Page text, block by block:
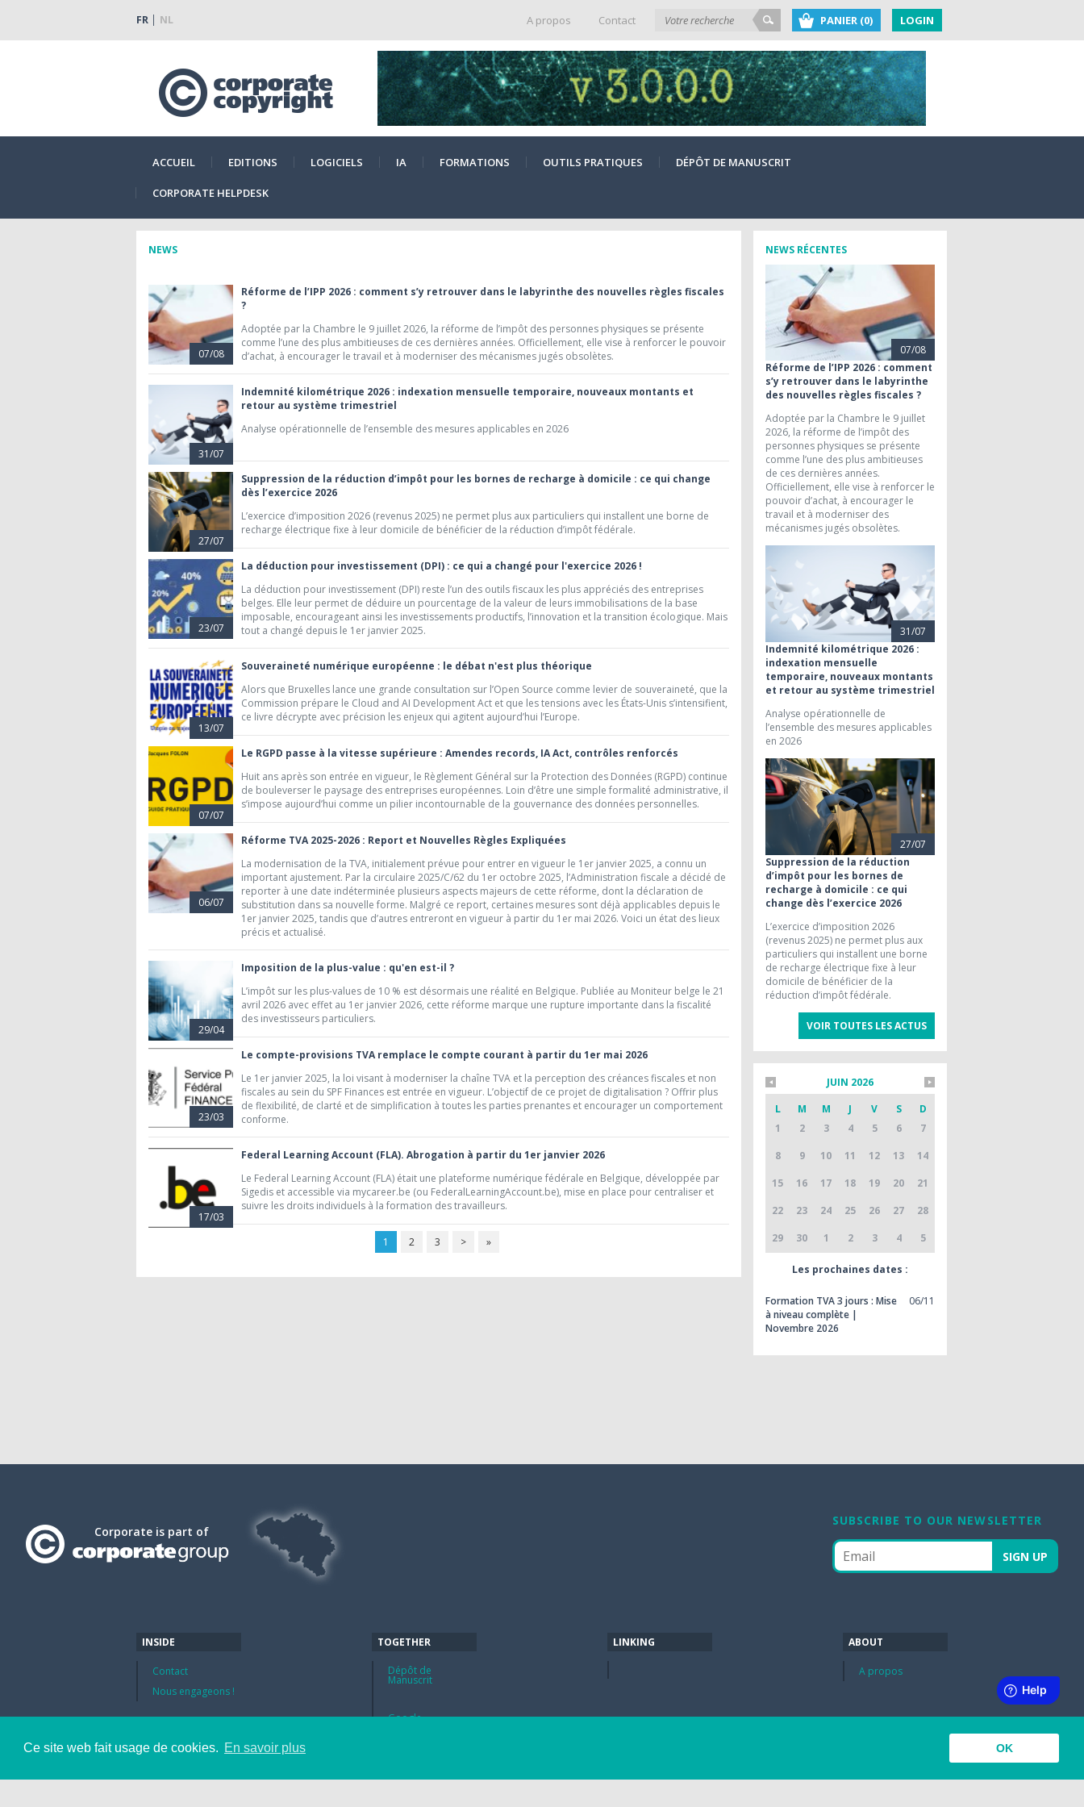
Ce site web fait usage de cookies. En savoir plus OK
FR NL A propos Contact PANIER (0) LOGIN
ACCUEIL EDITIONS LOGICIELS IA FORMATIONS OUTILS PRATIQUES DÉPÔT DE MANUSCRIT
CORPORATE HELPDESK
NEWS
07/08
Réforme de l’IPP 2026 : comment s’y retrouver dans le labyrinthe des nouvelles règles fiscales
?
Adoptée par la Chambre le 9 juillet 2026, la réforme de l’impôt des personnes physiques se présente
comme l’une des plus ambitieuses de ces dernières années. Officiellement, elle vise à renforcer le pouvoir
d’achat, à encourager le travail et à moderniser des mécanismes jugés obsolètes.
31/07
Indemnité kilométrique 2026 : indexation mensuelle temporaire, nouveaux montants et
retour au système trimestriel
Analyse opérationnelle de l’ensemble des mesures applicables en 2026
27/07
Suppression de la réduction d’impôt pour les bornes de recharge à domicile : ce qui change
dès l’exercice 2026
L’exercice d’imposition 2026 (revenus 2025) ne permet plus aux particuliers qui installent une borne de
recharge électrique fixe à leur domicile de bénéficier de la réduction d’impôt fédérale.
23/07
La déduction pour investissement (DPI) : ce qui a changé pour l'exercice 2026 !
La déduction pour investissement (DPI) reste l’un des outils fiscaux les plus appréciés des entreprises
belges. Elle leur permet de déduire un pourcentage de la valeur de leurs immobilisations de la base
imposable, encourageant ainsi les investissements productifs, l’innovation et la transition écologique. Mais
tout a changé depuis le 1er janvier 2025.
13/07
Souveraineté numérique européenne : le débat n'est plus théorique
Alors que Bruxelles lance une grande consultation sur l’Open Source comme levier de souveraineté, que la
Commission prépare le Cloud and AI Development Act et que les tensions avec les États-Unis s’intensifient,
ce livre décrypte avec précision les enjeux qui agitent aujourd’hui l’Europe.
07/07
Le RGPD passe à la vitesse supérieure : Amendes records, IA Act, contrôles renforcés
Huit ans après son entrée en vigueur, le Règlement Général sur la Protection des Données (RGPD) continue
de bouleverser le paysage des entreprises européennes. Loin d’être une simple formalité administrative, il
s’impose aujourd’hui comme un pilier incontournable de la gouvernance des données personnelles.
06/07
Réforme TVA 2025-2026 : Report et Nouvelles Règles Expliquées
La modernisation de la TVA, initialement prévue pour entrer en vigueur le 1er janvier 2025, a connu un
important ajustement. Par la circulaire 2025/C/62 du 1er octobre 2025, l’Administration fiscale a décidé de
reporter à une date indéterminée plusieurs aspects majeurs de cette réforme, dont la déclaration de
substitution dans sa nouvelle forme. Malgré ce report, certaines mesures sont déjà applicables depuis le
1er janvier 2025, tandis que d’autres entreront en vigueur à partir du 1er mai 2026. Voici un état des lieux
précis et actualisé.
29/04
Imposition de la plus-value : qu'en est-il ?
L’impôt sur les plus-values de 10 % est désormais une réalité en Belgique. Publiée au Moniteur belge le 21
avril 2026 avec effet au 1er janvier 2026, cette réforme marque une rupture importante dans la fiscalité
des investisseurs particuliers.
23/03
Le compte-provisions TVA remplace le compte courant à partir du 1er mai 2026
Le 1er janvier 2025, la loi visant à moderniser la chaîne TVA et la perception des créances fiscales et non
fiscales au sein du SPF Finances est entrée en vigueur. L’objectif de ce projet de digitalisation ? Offrir plus
de flexibilité, de clarté et de simplification à toutes les parties prenantes et encourager un comportement
conforme.
17/03
Federal Learning Account (FLA). Abrogation à partir du 1er janvier 2026
Le Federal Learning Account (FLA) était une plateforme numérique fédérale en Belgique, développée par
Sigedis et accessible via mycareer.be (ou FederalLearningAccount.be), mise en place pour centraliser et
suivre les droits individuels à la formation des travailleurs.
1 2 3 > »
NEWS RÉCENTES
07/08
Réforme de l’IPP 2026 : comment
s’y retrouver dans le labyrinthe
des nouvelles règles fiscales ?
Adoptée par la Chambre le 9 juillet
2026, la réforme de l’impôt des
personnes physiques se présente
comme l’une des plus ambitieuses
de ces dernières années.
Officiellement, elle vise à renforcer le
pouvoir d’achat, à encourager le
travail et à moderniser des
mécanismes jugés obsolètes.
31/07
Indemnité kilométrique 2026 :
indexation mensuelle
temporaire, nouveaux montants
et retour au système trimestriel
Analyse opérationnelle de
l’ensemble des mesures applicables
en 2026
27/07
Suppression de la réduction
d’impôt pour les bornes de
recharge à domicile : ce qui
change dès l’exercice 2026
L’exercice d’imposition 2026
(revenus 2025) ne permet plus aux
particuliers qui installent une borne
de recharge électrique fixe à leur
domicile de bénéficier de la
réduction d’impôt fédérale.
VOIR TOUTES LES ACTUS
JUIN 2026
L
M M J V S
D
1
2 3 4 5 6
7
8
9 10 11 12 13
14
15
16 17 18 19 20
21
22
23 24 25 26 27
28
29
30 1 2 3 4 5
Les prochaines dates :
Formation TVA 3 jours : Mise
à niveau complète |
Novembre 2026
06/11
Corporate is part of
SUBSCRIBE TO OUR NEWSLETTER
INSIDE
Contact
Nous engageons !
TOGETHER
Dépôt de
Manuscrit
Google
LINKING ABOUT
A propos